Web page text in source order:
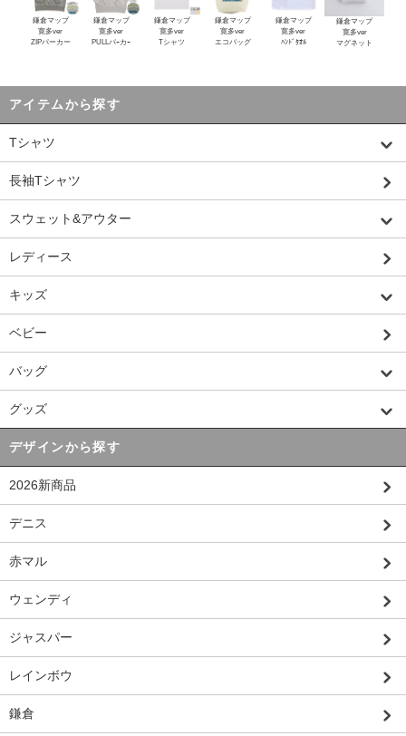
鎌倉マップ
寛多ver
ZIPパーカー
鎌倉マップ
寛多ver
PULLパｰカｰ
鎌倉マップ
寛多ver
Tシャツ
鎌倉マップ
寛多ver
エコバッグ
鎌倉マップ
寛多ver
ﾊﾝﾄﾞﾀｵﾙ
鎌倉マップ
寛多ver
マグネット
アイテムから探す
Tシャツ
長袖Tシャツ
スウェット&アウター
レディース
キッズ
ベビー
バッグ
グッズ
デザインから探す
2026新商品
デニス
赤マル
ウェンディ
ジャスパー
レインボウ
鎌倉